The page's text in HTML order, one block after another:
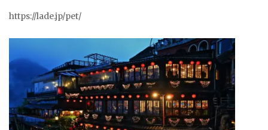
https://lade.jp/pet/